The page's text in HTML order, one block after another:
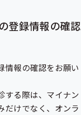
登録情報の確認
情報の確認をお願い
する際は、マイナン
だけでなく、オンラ